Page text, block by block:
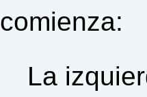
comienza:
La